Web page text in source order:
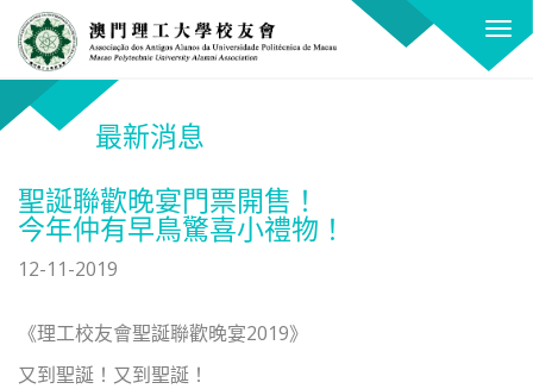
關
閉
T
o
最新消息
聖誕聯歡晚宴門票開售！
今年仲有早鳥驚喜小禮物！
12-11-2019
《理工校友會聖誕聯歡晚宴2019》
又到聖誕！又到聖誕！